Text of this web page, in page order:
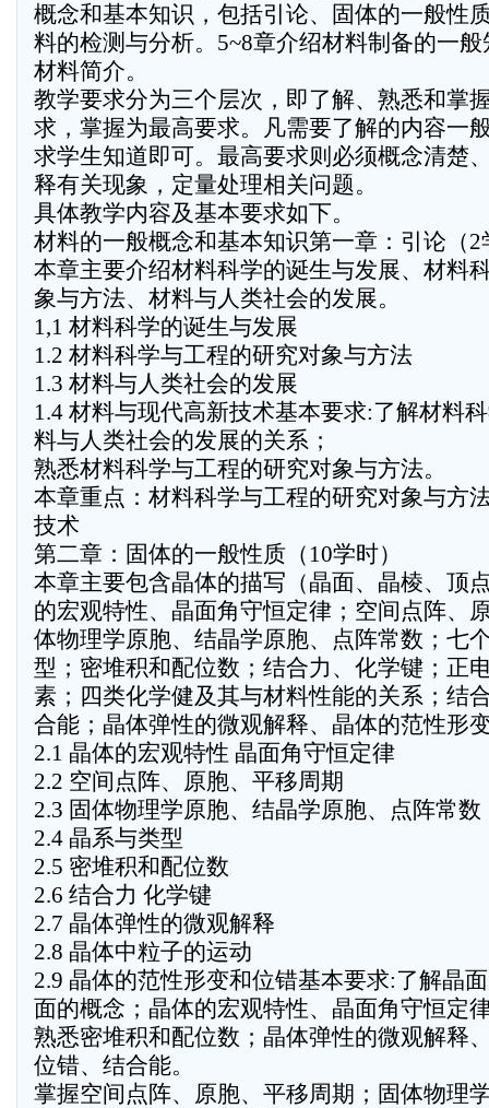
概念和基本知识，包括引论、固体的一般性
料的检测与分析。5~8章介绍材料制备的一
材料简介。
教学要求分为三个层次，即了解、熟悉和掌
求，掌握为最高要求。凡需要了解的内容一
求学生知道即可。最高要求则必须概念清楚
释有关现象，定量处理相关问题。
具体教学内容及基本要求如下。
材料的一般概念和基本知识第一章：引论（2
本章主要介绍材料科学的诞生与发展、材料
象与方法、材料与人类社会的发展。
1,1 材料科学的诞生与发展
1.2 材料科学与工程的研究对象与方法
1.3 材料与人类社会的发展
1.4 材料与现代高新技术基本要求:了解材料
料与人类社会的发展的关系；
熟悉材料科学与工程的研究对象与方法。
本章重点：材料科学与工程的研究对象与方
技术
第二章：固体的一般性质（10学时）
本章主要包含晶体的描写（晶面、晶棱、顶
的宏观特性、晶面角守恒定律；空间点阵、
体物理学原胞、结晶学原胞、点阵常数；七
型；密堆积和配位数；结合力、化学键；正
素；四类化学健及其与材料性能的关系；结
合能；晶体弹性的微观解释、晶体的范性形
2.1 晶体的宏观特性 晶面角守恒定律
2.2 空间点阵、原胞、平移周期
2.3 固体物理学原胞、结晶学原胞、点阵常数
2.4 晶系与类型
2.5 密堆积和配位数
2.6 结合力 化学键
2.7 晶体弹性的微观解释
2.8 晶体中粒子的运动
2.9 晶体的范性形变和位错基本要求:了解晶
面的概念；晶体的宏观特性、晶面角守恒定
熟悉密堆积和配位数；晶体弹性的微观解释
位错、结合能。
掌握空间点阵、原胞、平移周期；固体物理